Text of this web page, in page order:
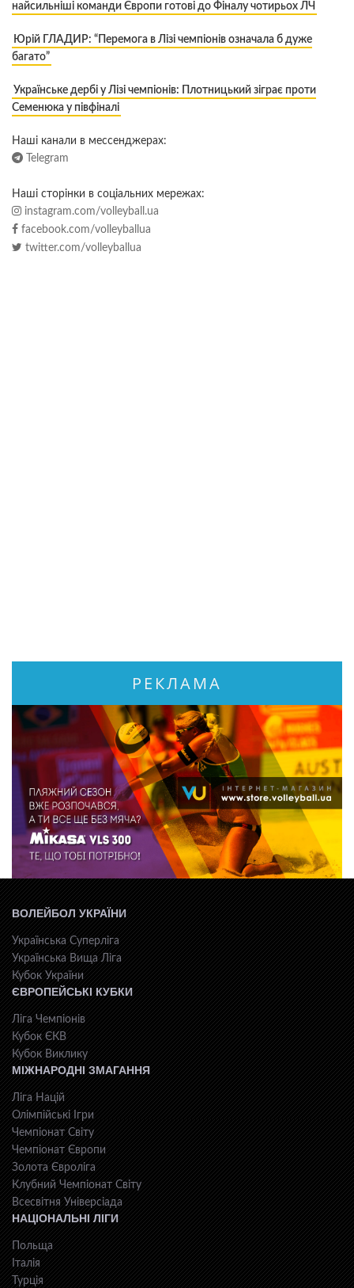
найсильніші команди Європи готові до Фіналу чотирьох ЛЧ
Юрій ГЛАДИР: “Перемога в Лізі чемпіонів означала б дуже
багато”
Українське дербі у Лізі чемпіонів: Плотницький зіграє проти
Семенюка у півфіналі
Наші канали в мессенджерах:
Telegram
Наші сторінки в соціальних мережах:
instagram.com/volleyball.ua
facebook.com/volleyballua
twitter.com/volleyballua
РЕКЛАМА
ВОЛЕЙБОЛ УКРАЇНИ
Українська Суперліга
Українська Вища Ліга
Кубок України
ЄВРОПЕЙСЬКІ КУБКИ
Ліга Чемпіонів
Кубок ЄКВ
Кубок Виклику
МІЖНАРОДНІ ЗМАГАННЯ
Ліга Націй
Олімпійські Ігри
Чемпіонат Світу
Чемпіонат Європи
Золота Євроліга
Клубний Чемпіонат Світу
Всесвiтня Унiверсiaда
НАЦІОНАЛЬНІ ЛІГИ
Польща
Італія
Турція